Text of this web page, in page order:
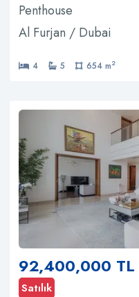
Penthouse
Al Furjan / Dubai
4 5 654 m2
92,400,000 TL
Satılık